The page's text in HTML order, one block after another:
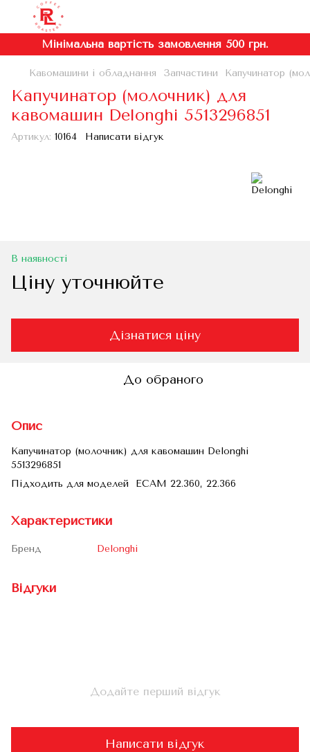
Мінімальна вартість замовлення 500 грн.
Кавомашини і обладнання Запчастини Капучинатор
Капучинатор (молочник) для
кавомашин Delonghi 5513296851
Артикул: 10164 Написати відгук
В наявності
Ціну уточнюйте
Дізнатися ціну
До обраного
Опис
Капучинатор (молочник) для кавомашин Delonghi
5513296851
Підходить для моделей ECAM 22.360, 22.366
Характеристики
Бренд Delonghi
Відгуки
Додайте перший відгук
Написати відгук